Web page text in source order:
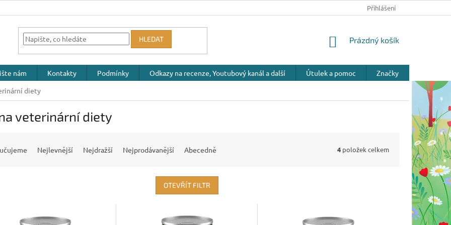
Přihlášení
HLEDAT
NÁKUPNÍ
Prázdný košík
nám Kontakty Podmínky Odkazy na recenze, Youtubový kanál a další Útulek a pomoc
Značky
diety
veterinární diety
Nejlevnější Nejdražší Nejprodávanější Abecedně 4 položek celkem
OTEVŘÍT FILTR